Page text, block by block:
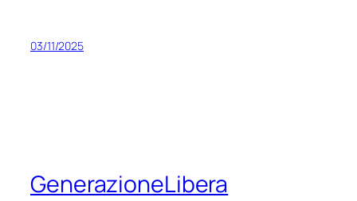
03/11/2025
GenerazioneLibera